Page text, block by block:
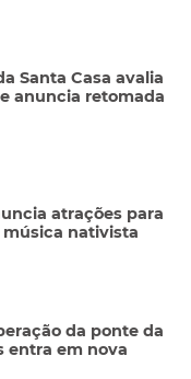
Santa Casa avalia
anuncia retomada
atrações para
nativista
da ponte da
entra em nova